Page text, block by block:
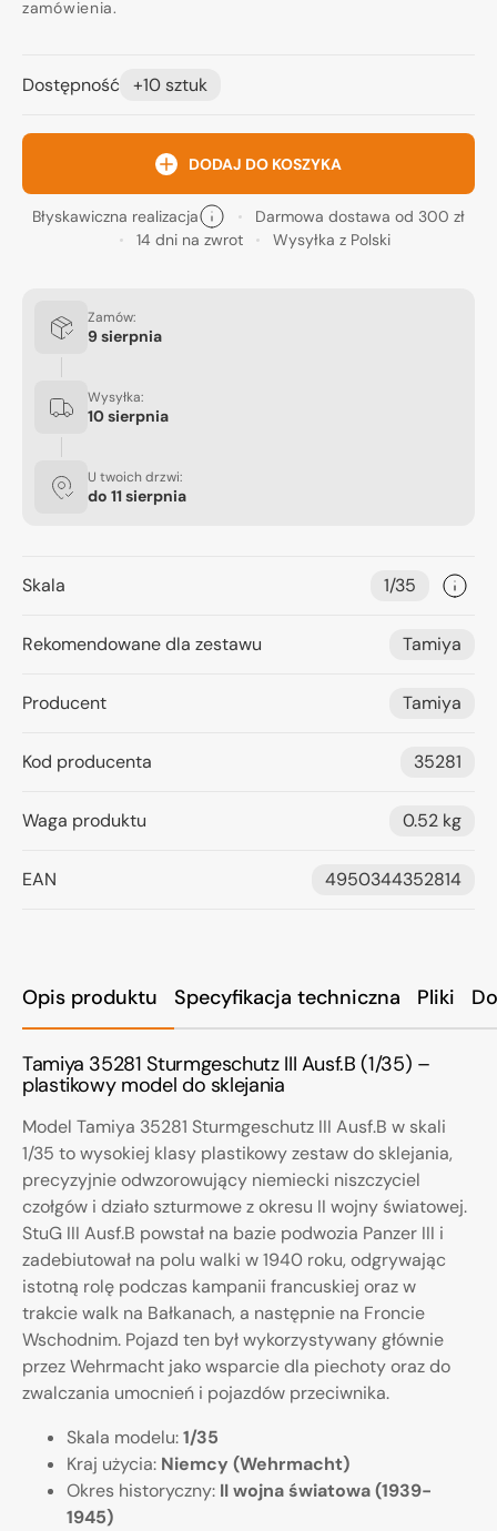
Opis produktu Specyfikacja techniczna Pliki
Tamiya 35281 Sturmgeschutz III Ausf.B (1/35) –
plastikowy model do sklejania
Model Tamiya 35281 Sturmgeschutz III Ausf.B w skali
1/35 to wysokiej klasy plastikowy zestaw do sklejania,
precyzyjnie odwzorowujący niemiecki niszczyciel
czołgów i działo szturmowe z okresu II wojny światowej.
StuG III Ausf.B powstał na bazie podwozia Panzer III i
zadebiutował na polu walki w 1940 roku, odgrywając
istotną rolę podczas kampanii francuskiej oraz w
trakcie walk na Bałkanach, a następnie na Froncie
Wschodnim. Pojazd ten był wykorzystywany głównie
przez Wehrmacht jako wsparcie dla piechoty oraz do
zwalczania umocnień i pojazdów przeciwnika.
Skala modelu:1/35
Kraj użycia: Niemcy (Wehrmacht)
Okres historyczny: II wojna światowa (1939-
1945)
zamówienia.
Dostępność +10 sztuk
DODAJ DO KOSZYKA
Błyskawiczna realizacja
Darmowa dostawa od 300 zł
14 dni na zwrot
Wysyłka z Polski
Zamów:
9 sierpnia
Wysyłka:
10 sierpnia
U twoich drzwi:
do 11 sierpnia
Skala 1/35
Rekomendowane dla zestawu Tamiya
Producent Tamiya
Kod producenta 35281
Waga produktu 0.52 kg
EAN 4950344352814